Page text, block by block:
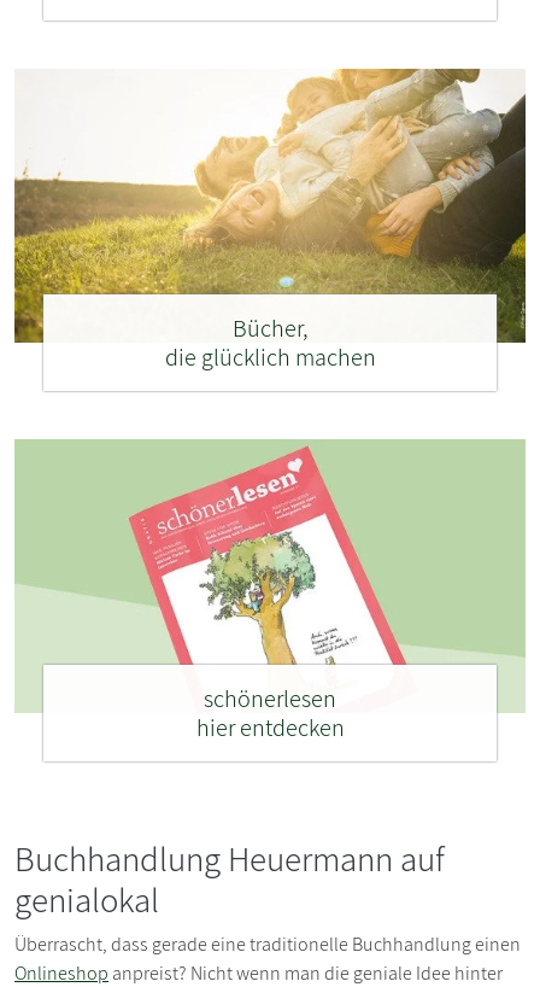
Bücher,
die glücklich machen
schönerlesen
hier entdecken
Buchhandlung Heuermann auf
genialokal
Überrascht, dass gerade eine traditionelle Buchhandlung einen
Onlineshop anpreist? Nicht wenn man die geniale Idee hinter